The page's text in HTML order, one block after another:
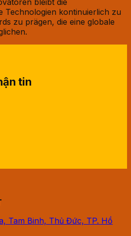
Technologien kontinuierlich zu
zu prägen, die eine globale
tin
Tam Binh, Thủ Đức, TP. Hồ